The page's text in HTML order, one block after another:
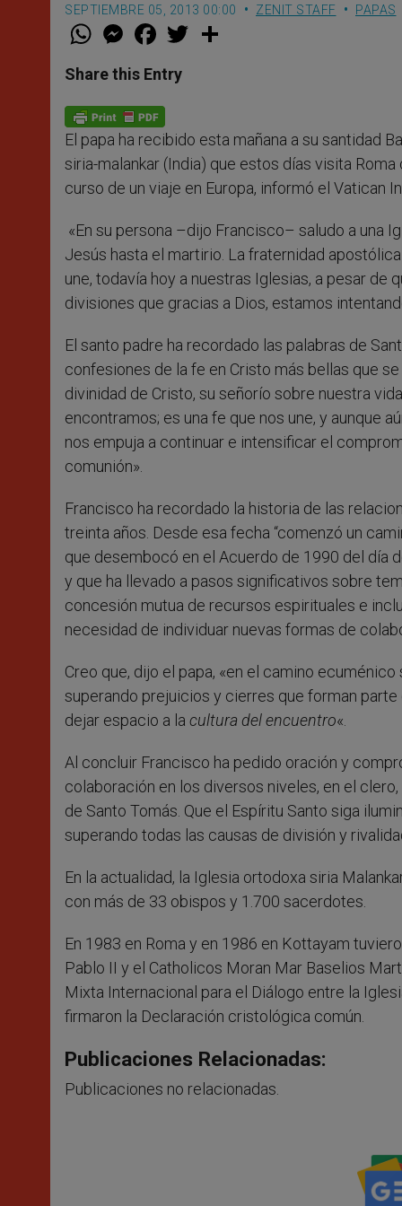
SEPTIEMBRE 05, 2013 00:00 ZENIT STAFF PAPAS
W
t
s
p
p
M
e
s
e
g
e
r
F
a
e
b
o
k
w
Share this Entry
El papa ha recibido esta mañana a su santidad
siria-malankar (India) que estos días visita
curso de un viaje en Europa, informó el Vatican
«En su persona –dijo Francisco– saludo a una
Jesús hasta el martirio. La fraternidad
une, todavía hoy a nuestras Iglesias, a pesar de
divisiones que gracias a Dios, estamos
El santo padre ha recordado las palabras de
confesiones de la fe en Cristo más bellas que
divinidad de Cristo, su señorío sobre nuestra
encontramos; es una fe que nos une, y aunque
nos empuja a continuar e intensificar el
comunión».
Francisco ha recordado la historia de las
treinta años. Desde esa fecha “comenzó un
que desembocó en el Acuerdo de 1990 del día
y que ha llevado a pasos significativos sobre
concesión mutua de recursos espirituales e
necesidad de individuar nuevas formas de
Creo que, dijo el papa, «en el camino
superando prejuicios y cierres que forman parte
dejar espacio a la cultura del encuentro«.
Al concluir Francisco ha pedido oración y
colaboración en los diversos niveles, en el
de Santo Tomás. Que el Espíritu Santo siga
superando todas las causas de división y
En la actualidad, la Iglesia ortodoxa siria
con más de 33 obispos y 1.700 sacerdotes.
En 1983 en Roma y en 1986 en Kottayam
Pablo II y el Catholicos Moran Mar Baselios
Mixta Internacional para el Diálogo entre la
firmaron la Declaración cristológica común.
Publicaciones Relacionadas:
Publicaciones no relacionadas.